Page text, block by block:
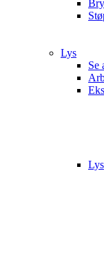
Lys
Se